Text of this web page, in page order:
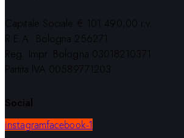
Capitale Sociale € 101.490,00 i.v.
R.E.A. Bologna 256271
Reg. Impr. Bologna 03018210371
Partita IVA 00589771203
Social
instagramfacebook-1